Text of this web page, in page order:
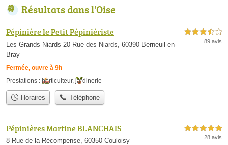
Résultats dans l'Oise
Pépinière le Petit Pépiniériste
Les Grands Niards 20 Rue des Niards, 60390 Berneuil-en-
Bray
Fermée, ouvre à 9h
3,5 étoiles sur 5
89 avis
Prestations : horticulteur, jardinerie
Horaires Téléphone
Pépinières Martine BLANCHAIS
8 Rue de la Récompense, 60350 Couloisy
5,0 étoiles sur 5
28 avis